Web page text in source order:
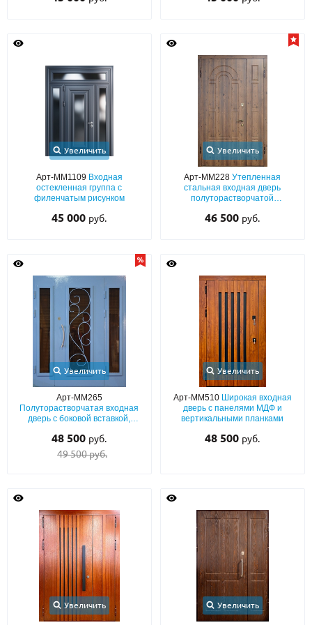
Увеличить
Арт-ММ1109 Входная
остекленная группа с
филенчатым рисунком
45 000 руб.
Увеличить
Арт-ММ228Утепленная
стальная входная дверь
полуторастворчатой
сторон
46 500 руб.
Увеличить
Арт-ММ265
Полуторастворчатая входная
дверь с боковой вставкой,
ручкой-скобой, стеклами и
ковкой
48 500 руб.
49 500 руб.
Увеличить
Арт-ММ510 Широкая входная
дверь с панелями МДФ и
вертикальными планками
48 500 руб.
Увеличить Увеличить